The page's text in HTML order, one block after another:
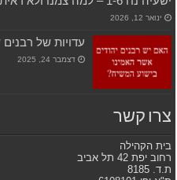
ינואר 12, 2026
עדויות של
דצמבר 24, 2025
צרו קשר
בית הקהילה
רחוב יפת 42 תל אביב
ת.ד. 8185